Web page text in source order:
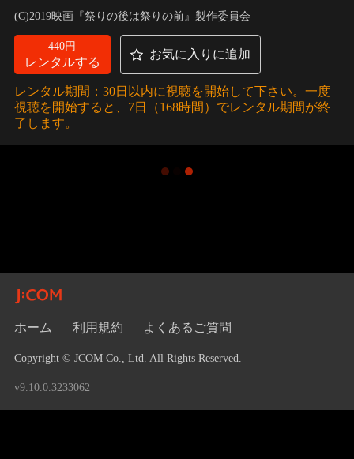
ころがライブ前日に青希が事故にあってしまい、メンバーたちは
突然大切な仲間を失うことに。
(C)2019映画『祭りの後は祭りの前』製作委員会
440円
レンタルする
お気に入りに追加
レンタル期間：30日以内に視聴を開始して下さい。一度
視聴を開始すると、7日（168時間）でレンタル期間が終
了します。
ホーム 利用規約 よくあるご質問
Copyright © JCOM Co., Ltd. All Rights Reserved.
v9.10.0.3233062